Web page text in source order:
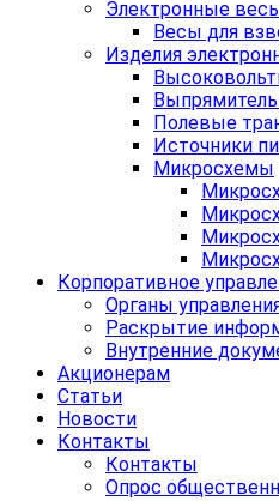
Электронные
Весы для
Изделия
Полевые
Источники
Микросхемы
Корпоративное
Органы
Раскрытие
Внутренние
Акционерам
Статьи
Новости
Контакты
Контакты
Опрос